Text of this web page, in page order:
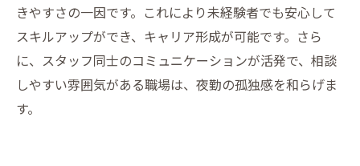
きやすさの一因です。これにより未経験者でも安心して
スキルアップができ、キャリア形成が可能です。さら
に、スタッフ同士のコミュニケーションが活発で、相談
しやすい雰囲気がある職場は、夜勤の孤独感を和らげま
す。